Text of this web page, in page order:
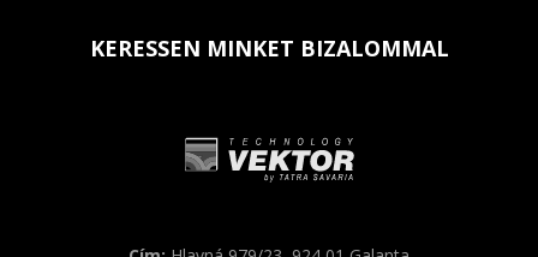
KERESSEN MINKET BIZALOMMAL